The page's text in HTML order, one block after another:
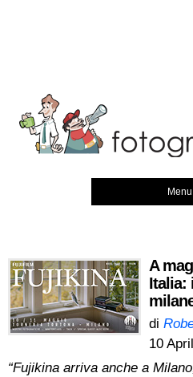
Menu
A
Italia:
di
10
“Fujikina arriva anche a